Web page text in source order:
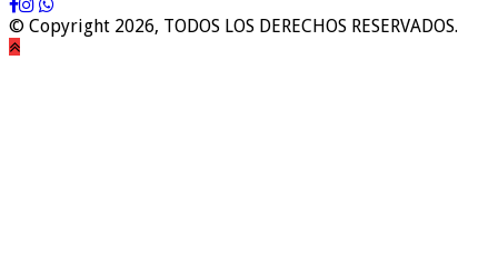
© Copyright 2026, TODOS LOS DERECHOS RESERVADOS.